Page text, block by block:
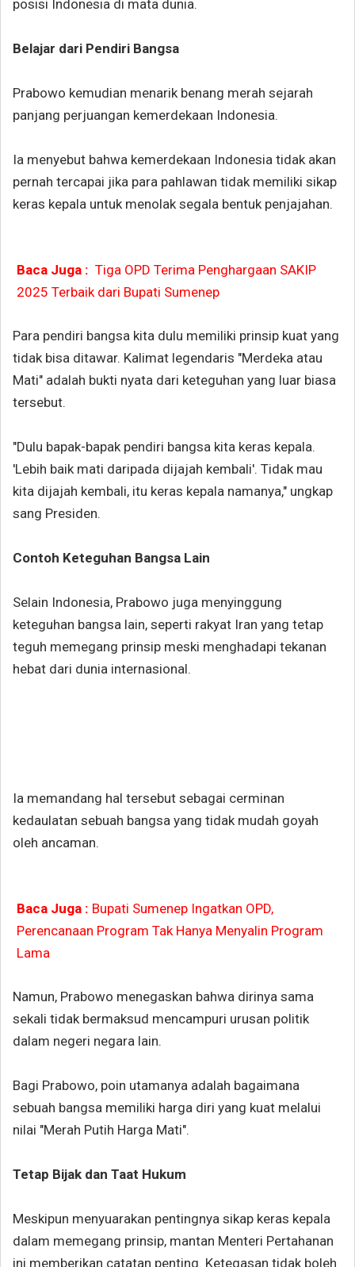
posisi Indonesia di mata dunia.
Belajar dari Pendiri Bangsa
Prabowo kemudian menarik benang merah sejarah
panjang perjuangan kemerdekaan Indonesia.
Ia menyebut bahwa kemerdekaan Indonesia tidak akan
pernah tercapai jika para pahlawan tidak memiliki sikap
keras kepala untuk menolak segala bentuk penjajahan.
Baca Juga : Tiga OPD Terima Penghargaan SAKIP
2025 Terbaik dari Bupati Sumenep
Para pendiri bangsa kita dulu memiliki prinsip kuat yang
tidak bisa ditawar. Kalimat legendaris "Merdeka atau
Mati" adalah bukti nyata dari keteguhan yang luar biasa
tersebut.
"Dulu bapak-bapak pendiri bangsa kita keras kepala.
'Lebih baik mati daripada dijajah kembali'. Tidak mau
kita dijajah kembali, itu keras kepala namanya," ungkap
sang Presiden.
Contoh Keteguhan Bangsa Lain
Selain Indonesia, Prabowo juga menyinggung
keteguhan bangsa lain, seperti rakyat Iran yang tetap
teguh memegang prinsip meski menghadapi tekanan
hebat dari dunia internasional.
Ia memandang hal tersebut sebagai cerminan
kedaulatan sebuah bangsa yang tidak mudah goyah
oleh ancaman.
Baca Juga : Bupati Sumenep Ingatkan OPD,
Perencanaan Program Tak Hanya Menyalin Program
Lama
Namun, Prabowo menegaskan bahwa dirinya sama
sekali tidak bermaksud mencampuri urusan politik
dalam negeri negara lain.
Bagi Prabowo, poin utamanya adalah bagaimana
sebuah bangsa memiliki harga diri yang kuat melalui
nilai "Merah Putih Harga Mati".
Tetap Bijak dan Taat Hukum
Meskipun menyuarakan pentingnya sikap keras kepala
dalam memegang prinsip, mantan Menteri Pertahanan
ini memberikan catatan penting. Ketegasan tidak boleh